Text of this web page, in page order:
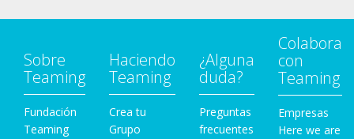
Sobre
Teaming
Fundación
Teaming
Haciendo
Teaming
Crea tu
Grupo
¿Alguna
duda?
Preguntas
frecuentes
Colabora
con
Teaming
Empresas
Here we are